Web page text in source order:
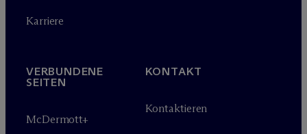
Karriere
VERBUNDENE
SEITEN
McDermott+
KONTAKT
Kontaktieren